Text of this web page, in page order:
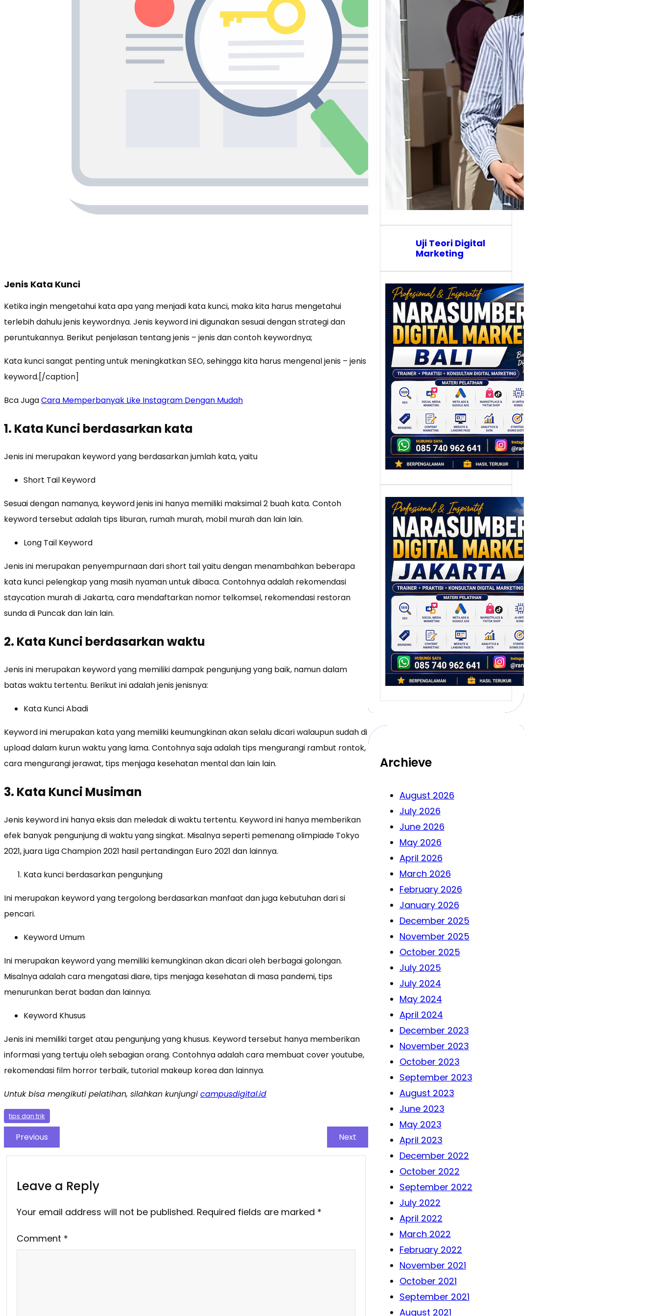
Jenis Kata Kunci
Ketika ingin mengetahui kata apa yang menjadi kata kunci, maka kita harus mengetahui
terlebih dahulu jenis keywordnya. Jenis keyword ini digunakan sesuai dengan strategi dan
peruntukannya. Berikut penjelasan tentang jenis – jenis dan contoh keywordnya;
Kata kunci sangat penting untuk meningkatkan SEO, sehingga kita harus mengenal jenis – jenis
keyword.[/caption]
Bca JugaCara Memperbanyak Like Instagram Dengan Mudah
1. Kata Kunci berdasarkan kata
Jenis ini merupakan keyword yang berdasarkan jumlah kata, yaitu
Short Tail Keyword
Sesuai dengan namanya, keyword jenis ini hanya memiliki maksimal 2 buah kata. Contoh
keyword tersebut adalah tips liburan, rumah murah, mobil murah dan lain lain.
Long Tail Keyword
Jenis ini merupakan penyempurnaan dari short tail yaitu dengan menambahkan beberapa
kata kunci pelengkap yang masih nyaman untuk dibaca. Contohnya adalah rekomendasi
staycation murah di Jakarta, cara mendaftarkan nomor telkomsel, rekomendasi restoran
sunda di Puncak dan lain lain.
2. Kata Kunci berdasarkan waktu
Jenis ini merupakan keyword yang memiliki dampak pengunjung yang baik, namun dalam
batas waktu tertentu. Berikut ini adalah jenis jenisnya:
Kata Kunci Abadi
Keyword ini merupakan kata yang memiliki keumungkinan akan selalu dicari walaupun sudah di
upload dalam kurun waktu yang lama. Contohnya saja adalah tips mengurangi rambut rontok,
cara mengurangi jerawat, tips menjaga kesehatan mental dan lain lain.
3. Kata Kunci Musiman
Jenis keyword ini hanya eksis dan meledak di waktu tertentu. Keyword ini hanya memberikan
efek banyak pengunjung di waktu yang singkat. Misalnya seperti pemenang olimpiade Tokyo
2021, juara Liga Champion 2021 hasil pertandingan Euro 2021 dan lainnya.
Kata kunci berdasarkan pengunjung
Ini merupakan keyword yang tergolong berdasarkan manfaat dan juga kebutuhan dari si
pencari.
Keyword Umum
Ini merupakan keyword yang memiliki kemungkinan akan dicari oleh berbagai golongan.
Misalnya adalah cara mengatasi diare, tips menjaga kesehatan di masa pandemi, tips
menurunkan berat badan dan lainnya.
Keyword Khusus
Jenis ini memiliki target atau pengunjung yang khusus. Keyword tersebut hanya memberikan
informasi yang tertuju oleh sebagian orang. Contohnya adalah cara membuat cover youtube,
rekomendasi film horror terbaik, tutorial makeup korea dan lainnya.
Untuk bisa mengikuti pelatihan, silahkan kunjungi campusdigital.id
tips dan trik
Previous Next
Leave a Reply
Your email address will not be published. Required fields are marked *
Comment *
Tik Tok Buat
Jualan, Gimana
Strateginya ?
Baca Juga Cara
Berjualan Di Tiktokshop
TikTok menjadi tempat
Uji Teori Digital
Marketing
Narasumber
Digital Marketing
Bali: Mengangkat
Potensi Lokal
melalui Strategi
Konten dan
Pengalaman
Digital
Bali tidak hanya dikenal
karena keindahan
alamnya. Di balik
pantai,…
Narasumber
Digital Marketing
Jakarta: Strategi
Membangun
Keunggulan di
Tengah
Persaingan Pasar
yang Cepat
Jakarta adalah kota
yang bergerak cepat.
Pagi hari, sebuah tren…
Archieve
August 2026
July 2026
June 2026
May 2026
April 2026
March 2026
February 2026
January 2026
December 2025
November 2025
October 2025
July 2025
July 2024
May 2024
April 2024
December 2023
November 2023
October 2023
September 2023
August 2023
June 2023
May 2023
April 2023
December 2022
October 2022
September 2022
July 2022
April 2022
March 2022
February 2022
November 2021
October 2021
September 2021
August 2021